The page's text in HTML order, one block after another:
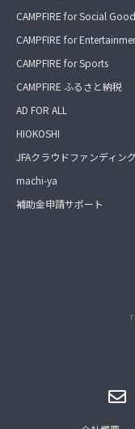
CAMPFIRE for Social Good
CAMPFIRE for
CAMPFIRE for Sports
CAMPFIRE ふるさと納税
AD FOR ALL
HIOKOSHI
JFAクラウドファンディン
machi-ya
補助金申請サポート